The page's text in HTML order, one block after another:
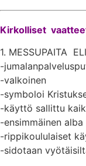
Kirkolliset
1. MESSUPAITA
-
-valkoinen
-symboloi
-käyttö sallittu
-ensimmäinen
-rippikoululaiset
-sidotaan